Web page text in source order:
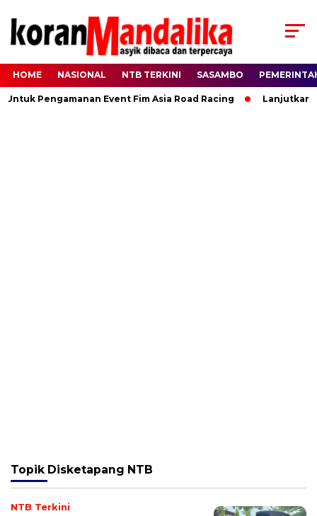
HOME NASIONAL NTB TERKINI SASAMBO
Pengamanan Event Fim Asia Road Racing Lanjutkan
Topik Disketapang NTB
NTB Terkini